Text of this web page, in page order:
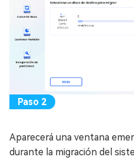
Aparecerá una ventana
durante la migración del